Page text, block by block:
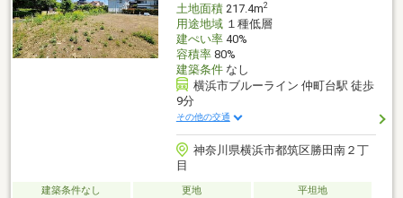
土地面積217.4m2
用途地域１種低層
建ぺい率40%
容積率80%
建築条件なし
横浜市ブルーライン 仲町台駅 徒歩
9分
その他の交通
神奈川県横浜市都筑区勝田南２丁
目
建築条件なし 更地
平坦地